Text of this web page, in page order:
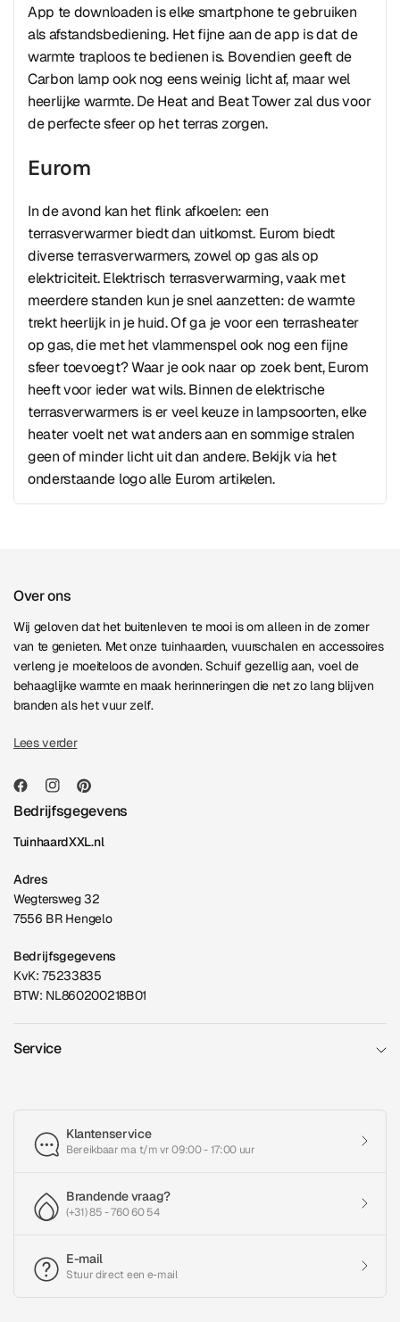
App te downloaden is elke smartphone te gebruiken
als afstandsbediening. Het fijne aan de app is dat de
warmte traploos te bedienen is. Bovendien geeft de
Carbon lamp ook nog eens weinig licht af, maar wel
heerlijke warmte. De Heat and Beat Tower zal dus voor
de perfecte sfeer op het terras zorgen.
Eurom
In de avond kan het flink afkoelen: een
terrasverwarmer biedt dan uitkomst. Eurom biedt
diverse terrasverwarmers, zowel op gas als op
elektriciteit. Elektrisch terrasverwarming, vaak met
meerdere standen kun je snel aanzetten: de warmte
trekt heerlijk in je huid. Of ga je voor een terrasheater
op gas, die met het vlammenspel ook nog een fijne
sfeer toevoegt? Waar je ook naar op zoek bent, Eurom
heeft voor ieder wat wils. Binnen de elektrische
terrasverwarmers is er veel keuze in lampsoorten, elke
heater voelt net wat anders aan en sommige stralen
geen of minder licht uit dan andere. Bekijk via het
onderstaande logo alle Eurom artikelen.
Over ons
Wij geloven dat het buitenleven te mooi is om alleen in de zomer
van te genieten. Met onze tuinhaarden, vuurschalen en accessoires
verleng je moeiteloos de avonden. Schuif gezellig aan, voel de
behaaglijke warmte en maak herinneringen die net zo lang blijven
branden als het vuur zelf.
Lees verder
Bedrijfsgegevens
TuinhaardXXL.nl
Adres
Wegtersweg 32
7556 BR Hengelo
Bedrijfsgegevens
KvK: 75233835
BTW: NL860200218B01
Service
Klantenservice
Bereikbaar ma t/m vr 09:00 - 17:00 uur
Brandende vraag?
(+31) 85 - 760 60 54
E-mail
Stuur direct een e-mail